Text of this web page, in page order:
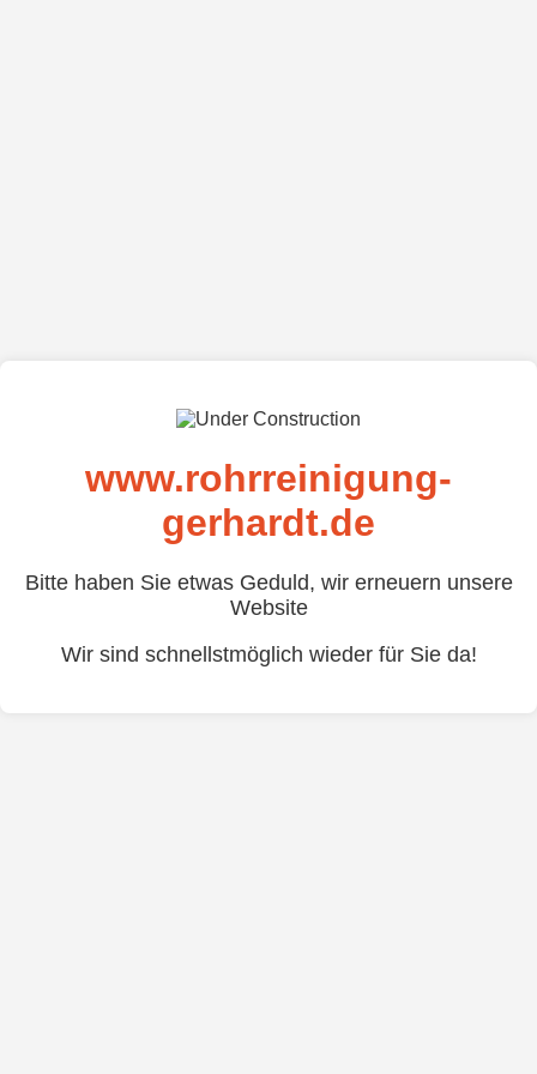
www.rohrreinigung-
gerhardt.de
Bitte haben Sie etwas Geduld, wir erneuern unsere
Website
Wir sind schnellstmöglich wieder für Sie da!